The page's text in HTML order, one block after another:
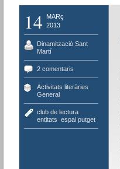
14
MARç
2013
Dinamització Sant
Martí
2 comentaris
Activitats literàries
General
club de lectura,
entitats espai putget